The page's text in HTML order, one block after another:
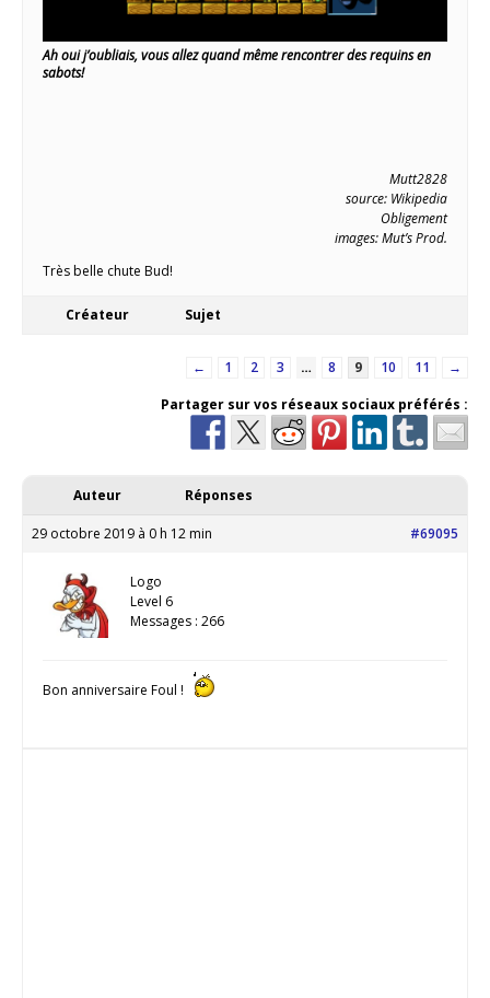
Ah oui j’oubliais, vous allez quand même rencontrer des requins en
sabots!
Mutt2828
source: Wikipedia
Obligement
images: Mut’s Prod.
Très belle chute Bud!
Créateur Sujet
← 1 2 3 … 8 9 10 11
→
Partager sur vos réseaux sociaux préférés :
Auteur Réponses
29 octobre 2019 à 0 h 12 min #69095
Logo
Level 6
Messages : 266
Bon anniversaire Foul !